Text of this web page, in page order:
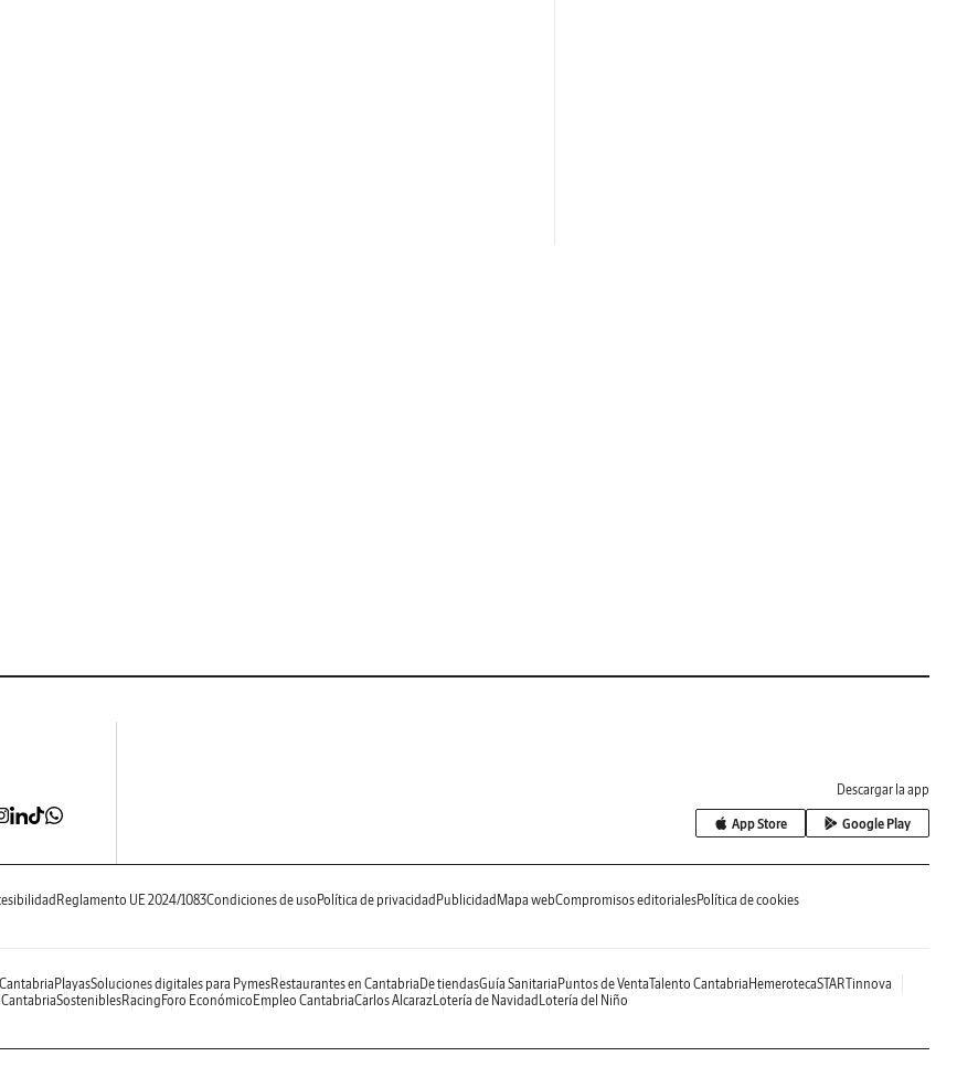
Descargar la app
App Store Google Play
Reglamento UE 2024/1083Condiciones de uso Política de privacidad Publicidad Mapa webCompromisos editorialesPolítica de cookies
PlayasSoluciones digitales para PymesRestaurantes en Cantabria De tiendasGuía Sanitaria Puntos de VentaTalento Cantabria HemerotecaSTARTinnova
CantabriaSosteniblesRacing Foro Económico Empleo CantabriaCarlos AlcarazLotería de Navidad Lotería del Niño